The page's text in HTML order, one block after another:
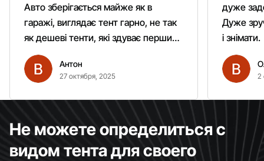
Авто зберігається майже як в
гаражі, виглядає тент гарно, не так
як дешеві тенти, які здуває першим
вітром. Гарно кріпиться.
Рекомендую однозначно!
Антон
27 октября, 2025
дуже
Дуже
і знімати.
2
Не можете определиться с
видом тента для своего